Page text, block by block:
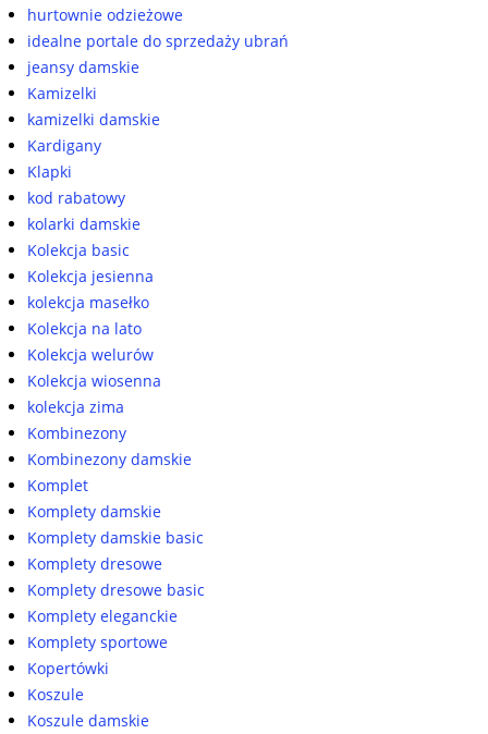
hurtownie odzieżowe
idealne portale do sprzedaży ubrań
jeansy damskie
Kamizelki
kamizelki damskie
Kardigany
Klapki
kod rabatowy
kolarki damskie
Kolekcja basic
Kolekcja jesienna
kolekcja masełko
Kolekcja na lato
Kolekcja welurów
Kolekcja wiosenna
kolekcja zima
Kombinezony
Kombinezony damskie
Komplet
Komplety damskie
Komplety damskie basic
Komplety dresowe
Komplety dresowe basic
Komplety eleganckie
Komplety sportowe
Kopertówki
Koszule
Koszule damskie